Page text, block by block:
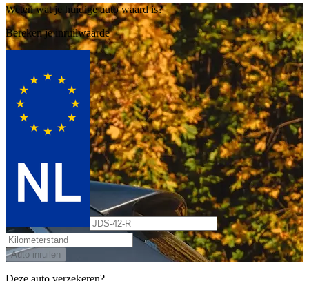
Weten wat je huidige auto waard is?
Bereken je inruilwaarde
Auto inruilen
Deze auto verzekeren?